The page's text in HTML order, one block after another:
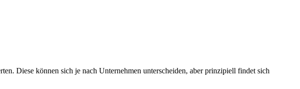
Diese können sich je nach Unternehmen unterscheiden, aber prinzipiell findet sich